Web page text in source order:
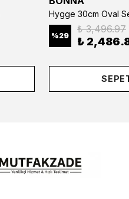
Hygge 30cm Oval
%29
₺ 3,496.97
₺